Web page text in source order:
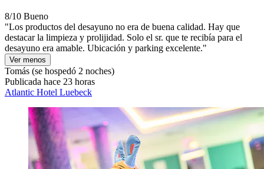
8/10 Bueno
"Los productos del desayuno no era de buena calidad. Hay que
destacar la limpieza y prolijidad. Solo el sr. que te recibía para el
desayuno era amable. Ubicación y parking excelente."
Ver menos
Tomás (se hospedó 2 noches)
Publicada hace 23 horas
Atlantic Hotel Luebeck